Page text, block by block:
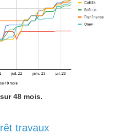
48 mois.
travaux